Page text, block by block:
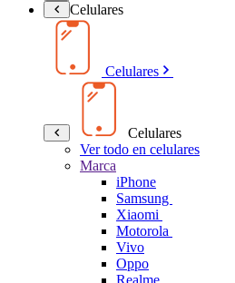
Celulares
Celulares
Celulares
Ver todo en celulares
Marca
iPhone
Samsung
Xiaomi
Motorola
Vivo
Oppo
Realme